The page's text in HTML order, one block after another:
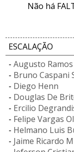
Não há
ESCALAÇÃO
- Augusto
- Bruno Caspani
- Diego Henn
- Douglas De
- Ercilio
- Felipe Vargas
- Helmano Luis
- Jaime Ricardo